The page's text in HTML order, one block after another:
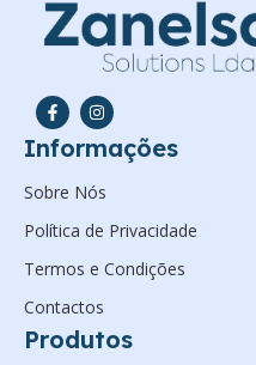
Informações
Sobre Nós
Política de Privacidade
Termos e Condições
Contactos
Produtos